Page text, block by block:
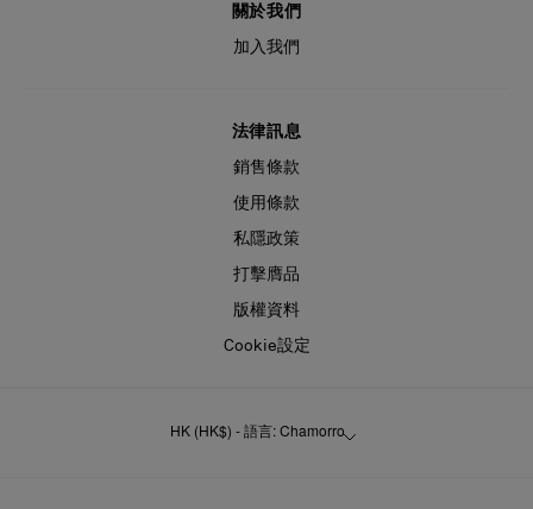
關於我們
加入我們
法律訊息
銷售條款
使用條款
私隱政策
打擊膺品
版權資料
Cookie設定
HK (HK$) - 語言: Chamorro